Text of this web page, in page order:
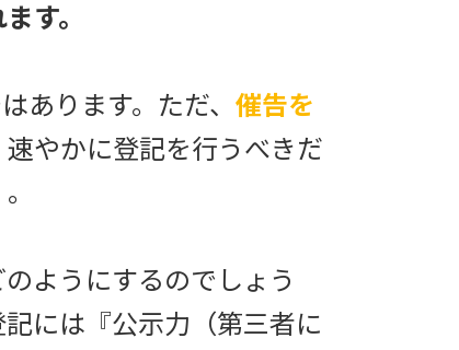
す。
あります。ただ、 催告を
やかに登記を行うべきだ
ようにするのでしょう
には『公示力（第三者に